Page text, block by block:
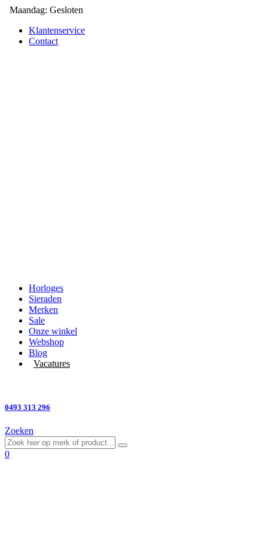
Maandag: Gesloten
Klantenservice
Contact
Horloges
Sieraden
Merken
Sale
Onze winkel
Webshop
Blog
Vacatures
0493 313 296
Zoeken
0